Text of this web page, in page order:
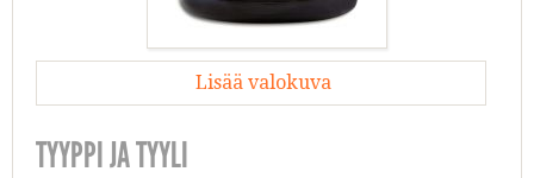
Lisää valokuva
TYYPPI JA TYYLI